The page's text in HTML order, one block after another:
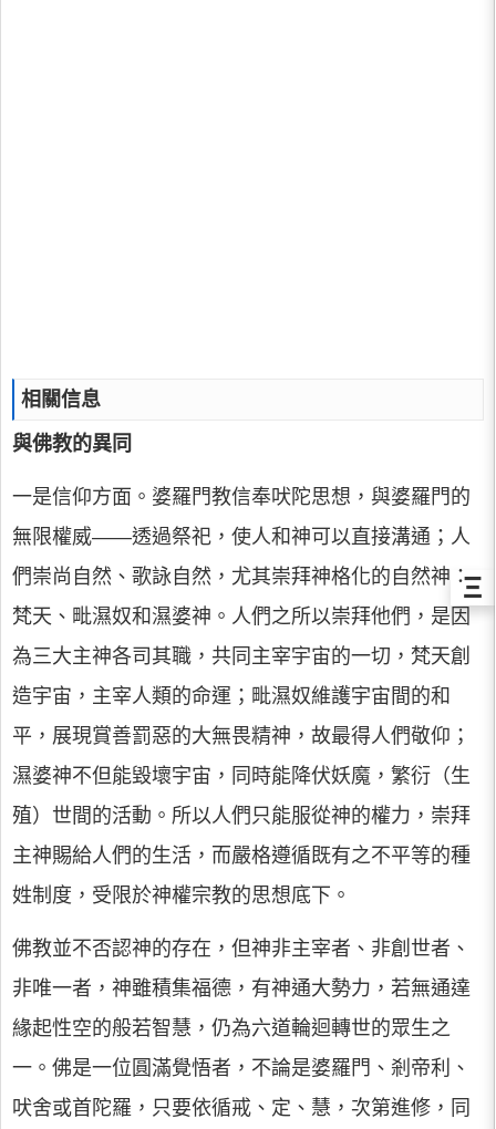
相關信息
與佛教的異同
一是信仰方面。婆羅門教信奉吠陀思想，與婆羅門的
無限權威——透過祭祀，使人和神可以直接溝通；人
們崇尚自然、歌詠自然，尤其崇拜神格化的自然神：
梵天、毗濕奴和濕婆神。人們之所以崇拜他們，是因
為三大主神各司其職，共同主宰宇宙的一切，梵天創
造宇宙，主宰人類的命運；毗濕奴維護宇宙間的和
平，展現賞善罰惡的大無畏精神，故最得人們敬仰；
濕婆神不但能毀壞宇宙，同時能降伏妖魔，繁衍（生
殖）世間的活動。所以人們只能服從神的權力，崇拜
主神賜給人們的生活，而嚴格遵循既有之不平等的種
姓制度，受限於神權宗教的思想底下。
佛教並不否認神的存在，但神非主宰者、非創世者、
非唯一者，神雖積集福德，有神通大勢力，若無通達
緣起性空的般若智慧，仍為六道輪迴轉世的眾生之
一。佛是一位圓滿覺悟者，不論是婆羅門、剎帝利、
吠舍或首陀羅，只要依循戒、定、慧，次第進修，同
Ξ